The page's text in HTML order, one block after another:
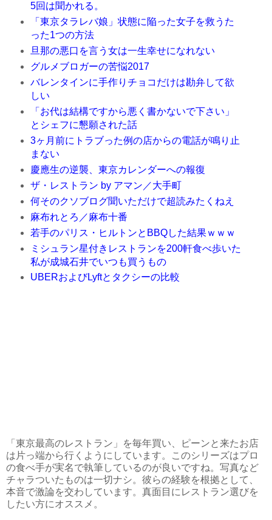
5回は聞かれる。
「東京タラレバ娘」状態に陥った女子を救うた
った1つの方法
旦那の悪口を言う女は一生幸せになれない
グルメブロガーの苦悩2017
バレンタインに手作りチョコだけは勘弁して欲
しい
「お代は結構ですから悪く書かないで下さい」
とシェフに懇願された話
3ヶ月前にトラブった例の店からの電話が鳴り止
まない
慶應生の逆襲、東京カレンダーへの報復
ザ・レストラン by アマン／大手町
何そのクソブログ聞いただけで超読みたくねえ
麻布れとろ／麻布十番
若手のパリス・ヒルトンとBBQした結果ｗｗｗ
ミシュラン星付きレストランを200軒食べ歩いた
私が成城石井でいつも買うもの
UBERおよびLyftとタクシーの比較
「東京最高のレストラン」を毎年買い、ピーンと来たお店
は片っ端から行くようにしています。このシリーズはプロ
の食べ手が実名で執筆しているのが良いですね。写真など
チャラついたものは一切ナシ。彼らの経験を根拠として、
本音で激論を交わしています。真面目にレストラン選びを
したい方にオススメ。